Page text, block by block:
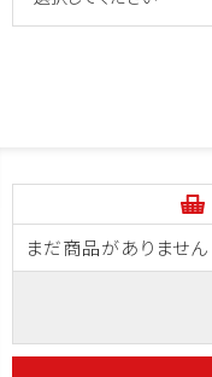
まだ商品がありません